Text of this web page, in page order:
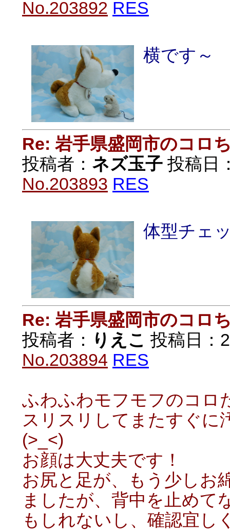
No.203892 RES
横です～
Re: 岩手県盛岡市のコロ
投稿者： ネズ玉子 投稿日
No.203893 RES
体型チェ
Re: 岩手県盛岡市のコロ
投稿者： りえこ 投稿日：
No.203894 RES
ふわふわモフモフのコロ
スリスリしてまたすぐに
(>_<)
お顔は大丈夫です！
お尻と足が、もう少しお
ましたが、背中を止めて
もしれないし、確認宜し